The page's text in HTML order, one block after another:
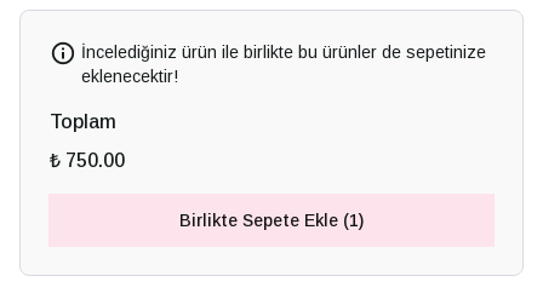
İncelediğiniz ürün ile birlikte bu ürünler de sepetinize
eklenecektir!
Toplam
₺ 750.00
Birlikte Sepete Ekle (1)